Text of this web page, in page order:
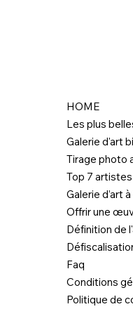
HOME
Les plus
Galerie d'art
Tirage photo
Top 7
Galerie d’art
Offrir une
Définition de
Faq
Conditions
Politique de